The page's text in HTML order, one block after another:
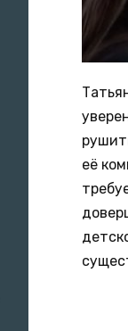
её